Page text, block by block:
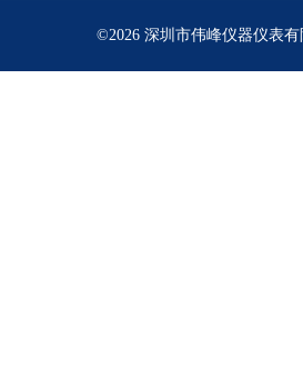
©2026 深圳市伟峰仪器仪表